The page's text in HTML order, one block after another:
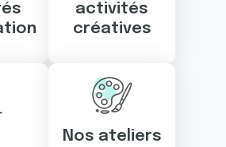
activités
créatives
Nos ateliers